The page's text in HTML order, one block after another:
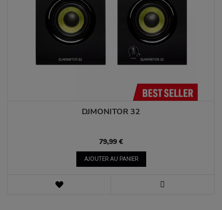
DJMONITOR 32
79,99 €
AJOUTER AU PANIER
AJOUTER